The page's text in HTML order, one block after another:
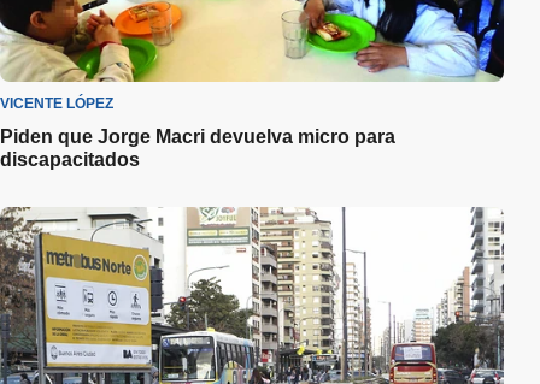
VICENTE LÓPEZ
Piden que Jorge Macri devuelva micro para
discapacitados